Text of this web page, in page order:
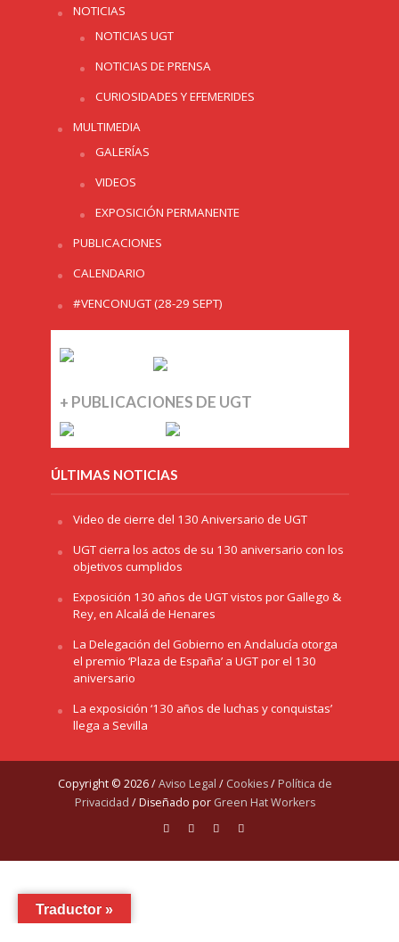
NOTICIAS
NOTICIAS UGT
NOTICIAS DE PRENSA
CURIOSIDADES Y EFEMERIDES
MULTIMEDIA
GALERÍAS
VIDEOS
EXPOSICIÓN PERMANENTE
PUBLICACIONES
CALENDARIO
#VENCONUGT (28-29 SEPT)
+ PUBLICACIONES DE UGT
ÚLTIMAS NOTICIAS
Video de cierre del 130 Aniversario de UGT
UGT cierra los actos de su 130 aniversario con los
objetivos cumplidos
Exposición 130 años de UGT vistos por Gallego &
Rey, en Alcalá de Henares
La Delegación del Gobierno en Andalucía otorga
el premio ‘Plaza de España’ a UGT por el 130
aniversario
La exposición ‘130 años de luchas y conquistas’
llega a Sevilla
Copyright © 2026 /Aviso Legal / Cookies/ Política de
Privacidad / Diseñado por Green Hat Workers
Traductor »